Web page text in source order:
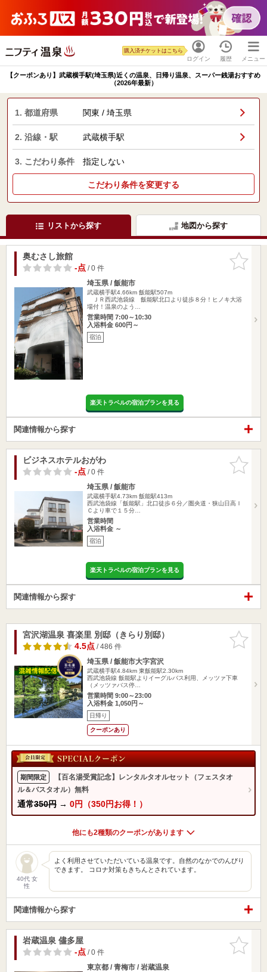
ログイン
購入済チケットはこちら
履歴 メニュー
【クーポンあり】武蔵横手駅(埼玉県)近くの温泉、日帰り温泉、スーパー銭湯おすすめ
（2026年最新）
1. 都道府県 関東 / 埼玉県
2. 沿線・駅 武蔵横手駅
3. こだわり条件 指定しない
こだわり条件を変更する
リストから探す 地図から探す
お気に入
りに追加
奥むさし旅館
-点/ 0 件
埼玉県 / 飯能市
武蔵横手駅4.66km 飯能駅507m
ＪＲ西武池袋線 飯能駅北口より徒歩８分！ヒノキ大浴
場付！温泉のよう…
営業時間 7:00～10:30
入浴料金 600円～
宿泊
楽天トラベルの宿泊プランを見る
関連情報から探す
お気に入
りに追加
ビジネスホテルおがわ
-点/ 0 件
埼玉県 / 飯能市
武蔵横手駅4.73km 飯能駅413m
西武池袋線「飯能駅」北口徒歩６分／圏央道・狭山日高Ｉ
Ｃより車で１５分…
営業時間
入浴料金 ～
宿泊
楽天トラベルの宿泊プランを見る
関連情報から探す
お気に入
りに追加
宮沢湖温泉 喜楽里 別邸（きらり別邸）
4.5点/ 486 件
埼玉県 / 飯能市大字宮沢
武蔵横手駅4.84km 東飯能駅2.30km
西武池袋線 飯能駅よりイーグルバス利用、メッツァ下車
（メッツァバス停…
営業時間 9:00～23:00
入浴料金 1,050円～
日帰り
クーポンあり
期間限定
【百名湯受賞記念】レンタルタオルセット（フェスタオ
ル＆バスタオル）無料
通常350円 → 0円（350円お得！）
他にも2種類のクーポンがあります
40代 女
性
よく利用させていただいている温泉です。自然のなかでのんびり
できます。 コロナ対策もきちんとされています。
関連情報から探す
お気に入
りに追加
岩蔵温泉 儘多屋
-点/ 0 件
東京都 / 青梅市 / 岩蔵温泉